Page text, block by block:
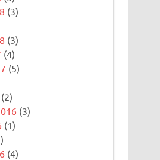
(3)
(3)
(4)
(5)
(2)
(3)
(1)
(4)